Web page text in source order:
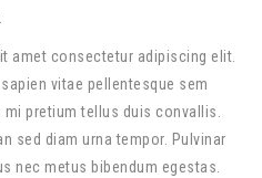
amet consectetur adipiscing elit.
vitae pellentesque sem
pretium tellus duis convallis.
sed diam urna tempor. Pulvinar
nec metus bibendum egestas.